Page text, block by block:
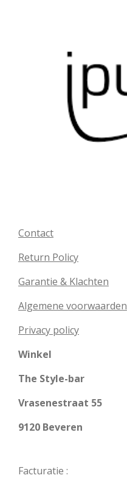
Contact
Return Policy
Garantie & Klachten
Algemene voorwaarden
Privacy policy
Winkel
The Style-bar
Vrasenestraat 55
9120 Beveren
Facturatie :